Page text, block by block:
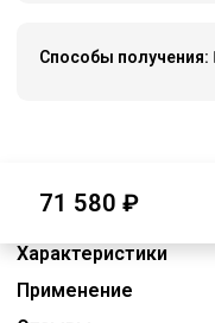
Способы получения:
71 580 ₽
Преимущества
Характеристики
Применение